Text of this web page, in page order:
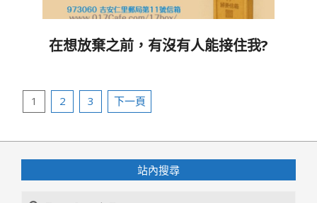
在想放棄之前，有沒有人能接住我?
文
分
1 2 3 下一頁
站內搜尋